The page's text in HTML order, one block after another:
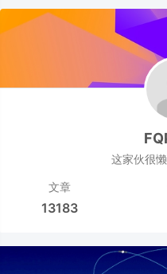
这家伙很
文章
13183